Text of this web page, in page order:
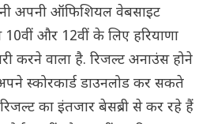
अपनी ऑफिशियल वेबसाइट
और 12वीं के लिए हरियाणा
करने वाला है. रिजल्ट अनाउंस होने
स्कोरकार्ड डाउनलोड कर सकते
का इंतजार बेसब्री से कर रहे हैं